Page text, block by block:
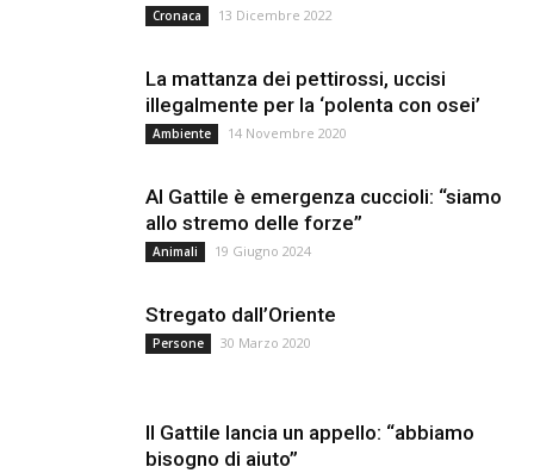
Cronaca 13 Dicembre 2022
La mattanza dei pettirossi, uccisi
illegalmente per la ‘polenta con osei’
Ambiente 14 Novembre 2020
Al Gattile è emergenza cuccioli: “siamo
allo stremo delle forze”
Animali 19 Giugno 2024
Stregato dall’Oriente
Persone 30 Marzo 2020
Il Gattile lancia un appello: “abbiamo
bisogno di aiuto”